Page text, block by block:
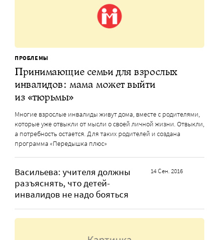
ПРОБЛЕМЫ
Принимающие семьи для взрослых
инвалидов: мама может выйти
из «тюрьмы»
Многие взрослые инвалиды живут дома, вместе с родителями,
которые уже отвыкли от мысли о своей личной жизни. Отвыкли,
а потребность остается. Для таких родителей и создана
программа «Передышка плюс»
Васильева: учителя должны
разъяснять, что детей-
инвалидов не надо бояться
14 Сен. 2016